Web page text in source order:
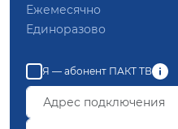
Ежемесячно
Единоразово
Я — абонент ПАКТ ТВ